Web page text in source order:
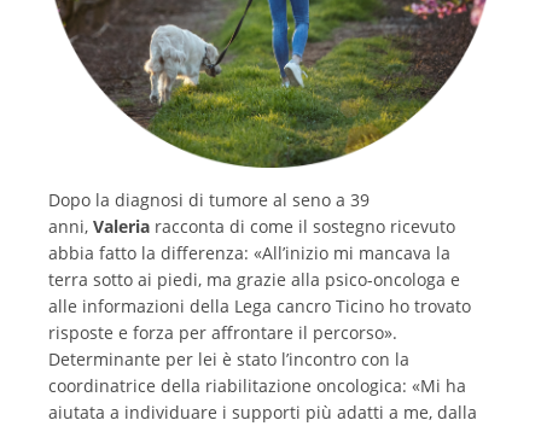
Dopo la diagnosi di tumore al seno a 39
anni, Valeria racconta di come il sostegno ricevuto
abbia fatto la differenza: «All’inizio mi mancava la
terra sotto ai piedi, ma grazie alla psico-oncologa e
alle informazioni della Lega cancro Ticino ho trovato
risposte e forza per affrontare il percorso».
Determinante per lei è stato l’incontro con la
coordinatrice della riabilitazione oncologica: «Mi ha
aiutata a individuare i supporti più adatti a me, dalla